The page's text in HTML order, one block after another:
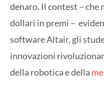
denaro. Il contest – che
dollari in premi –
software Altair, gli
innovazioni
della robotica e della